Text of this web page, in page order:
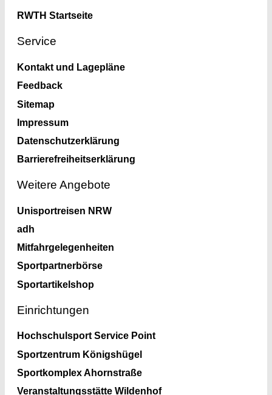
RWTH Startseite
Service
Kontakt und Lagepläne
Feedback
Sitemap
Impressum
Datenschutzerklärung
Barrierefreiheitserklärung
Weitere Angebote
Unisportreisen NRW
adh
Mitfahrgelegenheiten
Sportpartnerbörse
Sportartikelshop
Einrichtungen
Hochschulsport Service Point
Sportzentrum Königshügel
Sportkomplex Ahornstraße
Veranstaltungsstätte Wildenhof